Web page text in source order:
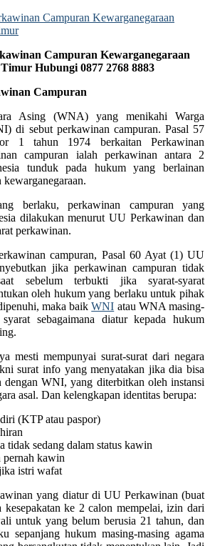
Campuran Kewarganegaraan
Hubungi 0877 2768 8883
Campuran
Asing (WNA) yang menikahi Warga
di sebut perkawinan campuran. Pasal 57
1 tahun 1974 berkaitan Perkawinan
campuran ialah perkawinan antara 2
tunduk pada hukum yang berlainan
kewarganegaraan.
berlaku, perkawinan campuran yang
dilakukan menurut UU Perkawinan dan
perkawinan.
campuran, Pasal 60 Ayat (1) UU
jika perkawinan campuran tidak
sebelum terbukti jika syarat-syarat
oleh hukum yang berlaku untuk pihak
maka baikWNI atau WNA masing-
sebagaimana diatur kepada hukum
mesti mempunyai surat-surat dari negara
surat info yang menyatakan jika dia bisa
WNI, yang diterbitkan oleh instansi
asal. Dan kelengkapan identitas berupa:
(KTP atau paspor)
tidak sedang dalam status kawin
kawin
istri wafat
yang diatur di UU Perkawinan (buat
ke 2 calon mempelai, izin dari
untuk yang belum berusia 21 tahun, dan
sepanjang hukum masing-masing agama